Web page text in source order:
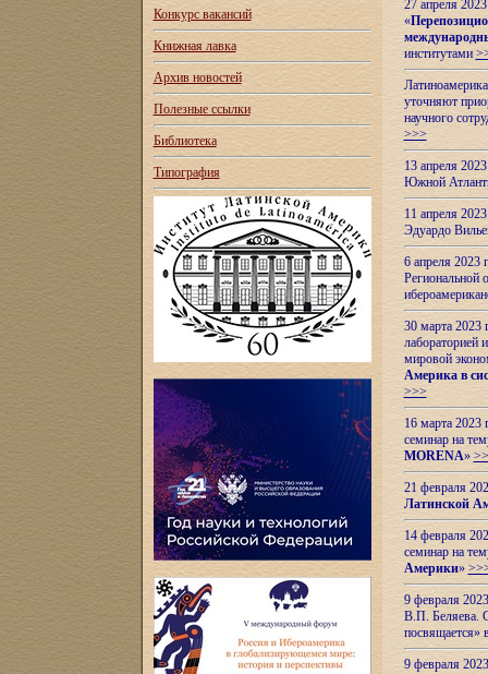
Конкурс вакансий
Книжная лавка
Архив новостей
Полезные ссылки
Библиотека
Типография
27 апреля
«
институтами
уточняют
научного
>>>
13 апреля
Южной
11 апреля
Эдуардо
6 апреля
Региональной
30 марта 2023
лабораторией
мировой
Америка в
>>>
16 марта 2023
семинар на
MORENA»
21 февраля
Латинской
14 февраля
семинар на
Америки»
9 февраля
В.П. Беляева.
посвящается»
9 февраля